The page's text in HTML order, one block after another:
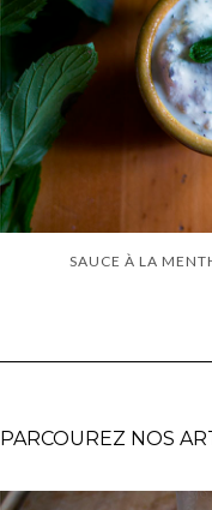
SAUCE À LA
PARCOUREZ NOS